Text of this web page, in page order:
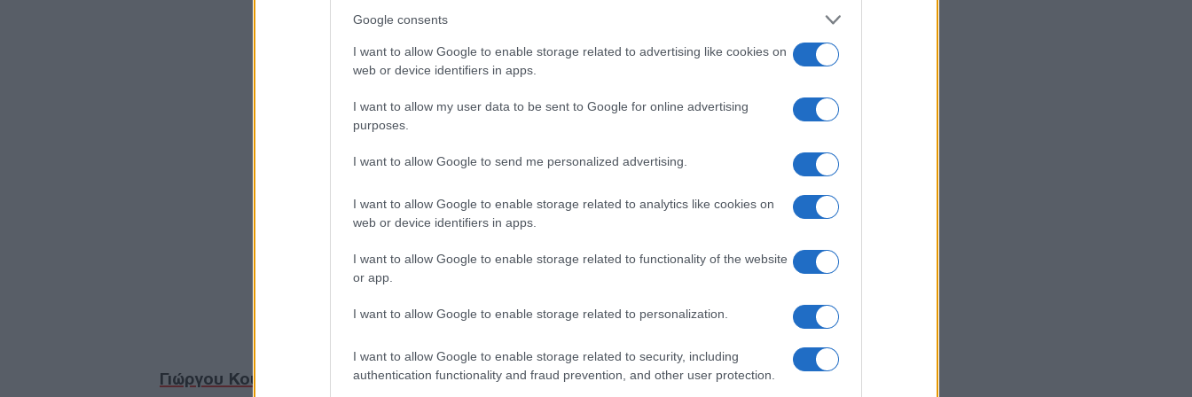
Google consents
I want to allow Google to enable storage related to advertising like cookies on
web or device identifiers in apps.
I want to allow my user data to be sent to Google for online advertising
purposes.
I want to allow Google to send me personalized advertising.
I want to allow Google to enable storage related to analytics like cookies on
web or device identifiers in apps.
I want to allow Google to enable storage related to functionality of the website
or app.
I want to allow Google to enable storage related to personalization.
I want to allow Google to enable storage related to security, including
authentication functionality and fraud prevention, and other user protection.
Γιώργου Κοψιδά
07/08/26 - 21:10
πληθωρισμός τον Ιούλιο – Μικρή
άνοδος στα τρόφιμα
07/08/26 - 20:42
φέρεται να ρώτησε πόσο να πληρώσει
για να ασελγήσει σε 10χρονο κορίτσι!
07/08/26 - 20:29
το Κρεμλίνο πίσω από το fake βίντεο
για την παραίτηση Μερτς
07/08/26 - 20:05